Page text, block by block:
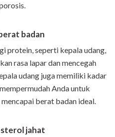
badan
protein, seperti kepala udang,
rasa lapar dan mencegah
udang juga memiliki kadar
Anda untuk
mencapai berat badan ideal.
jahat